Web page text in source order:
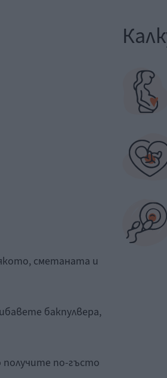
сметаната и
бакпулвера,
по-гъсто